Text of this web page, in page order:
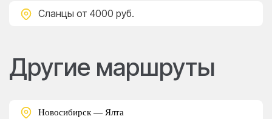
Сланцы от 4000 руб.
Другие маршруты
Новосибирск — Ялта